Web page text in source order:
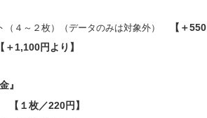
（４～２枚）（データのみは対象外）
【＋
【＋1,100円より】
』
【１枚／220円】